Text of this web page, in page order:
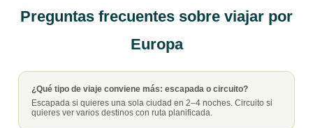
Preguntas frecuentes sobre viajar por
Europa
¿Qué tipo de viaje conviene más: escapada o circuito?
Escapada si quieres una sola ciudad en 2–4 noches. Circuito si
quieres ver varios destinos con ruta planificada.